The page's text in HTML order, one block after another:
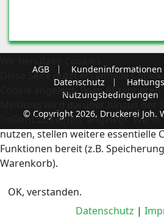
AGB Kundeninformationen
Datenschutz
Nutzungsbedingungen
© Copyright 2026, Druckerei Joh.
Diese Seite nutzt essentielle
Cookie angelegt. Beim
Meldung wird darüber hinaus der
'reDimCookieHint' angelegt.
nutzen, stellen weitere essentielle
Funktionen bereit (z.B.
Warenkorb).
OK, verstanden.
Datenschutz |